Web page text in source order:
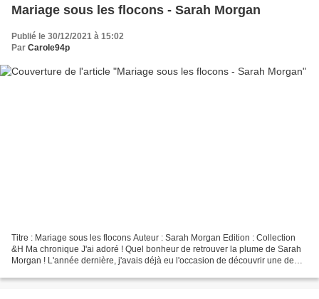
Mariage sous les flocons - Sarah Morgan
Publié le 30/12/2021 à 15:02
Par Carole94p
Titre : Mariage sous les flocons Auteur : Sarah Morgan Edition : Collection
&H Ma chronique J'ai adoré ! Quel bonheur de retrouver la plume de Sarah
Morgan ! L'année dernière, j'avais déjà eu l'occasion de découvrir une de